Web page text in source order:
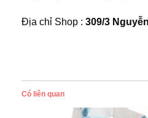
Địa chỉ Shop : 309/3
Có liên quan